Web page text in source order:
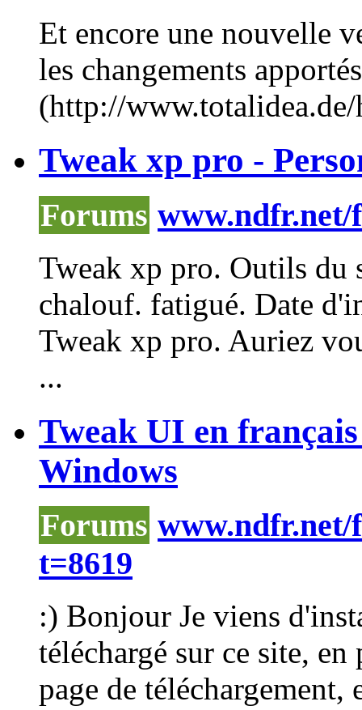
Et encore une nouvelle
les changements
(http://
Tweak xp pro -
Forums www.ndfr.net/
Tweak xp pro. Outils du
chalouf. fatigué. Date
Tweak xp pro. Auriez
...
Tweak UI en
Windows
Forums www.ndfr.net/
t=8619
:) Bonjour Je viens
téléchargé sur ce site, en
page de téléchargement,